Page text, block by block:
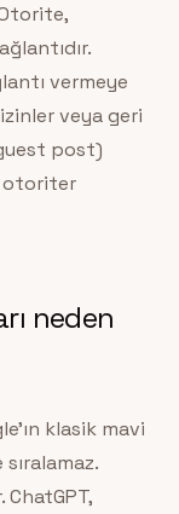
vermeye
veya geri
post)
otoriter
neden
klasik mavi